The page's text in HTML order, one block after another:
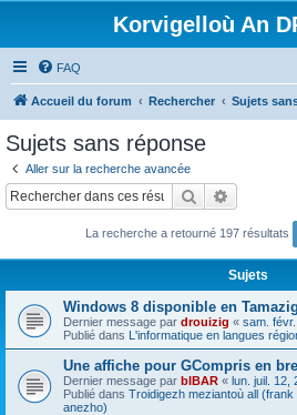
Korvigelloù An
FAQ
Accueil du forum Rechercher Sujets
Sujets sans réponse
Aller sur la recherche avancée
Rechercher
La recherche a retourné 197 résultats
Sujets
Windows 8 disponible en
Dernier message par drouizig « sam.
Publié dans L'informatique en langues
Une affiche pour GCompris en
Dernier message par bIBAR « lun. juil. 12,
Publié dans Troidigezh meziantoù all
anezho)